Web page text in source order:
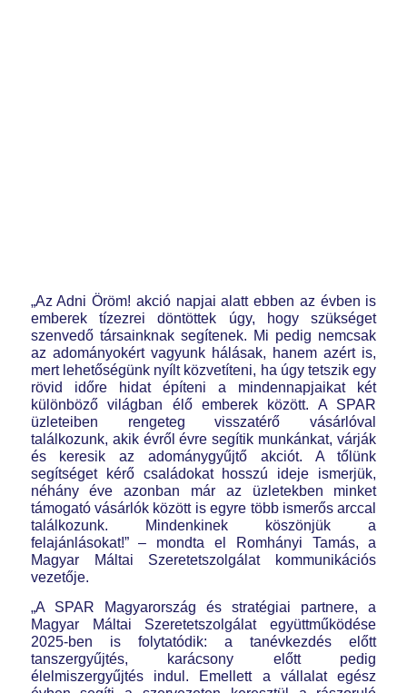
„Az Adni Öröm! akció napjai alatt ebben az évben is
emberek tízezrei döntöttek úgy, hogy szükséget
szenvedő társainknak segítenek. Mi pedig nemcsak
az adományokért vagyunk hálásak, hanem azért is,
mert lehetőségünk nyílt közvetíteni, ha úgy tetszik egy
rövid időre hidat építeni a mindennapjaikat két
különböző világban élő emberek között. A SPAR
üzleteiben rengeteg visszatérő vásárlóval
találkozunk, akik évről évre segítik munkánkat, várják
és keresik az adománygyűjtő akciót. A tőlünk
segítséget kérő családokat hosszú ideje ismerjük,
néhány éve azonban már az üzletekben minket
támogató vásárlók között is egyre több ismerős arccal
találkozunk. Mindenkinek köszönjük a
felajánlásokat!” – mondta el Romhányi Tamás, a
Magyar Máltai Szeretetszolgálat kommunikációs
vezetője.
„A SPAR Magyarország és stratégiai partnere, a
Magyar Máltai Szeretetszolgálat együttműködése
2025-ben is folytatódik: a tanévkezdés előtt
tanszergyűjtés, karácsony előtt pedig
élelmiszergyűjtés indul. Emellett a vállalat egész